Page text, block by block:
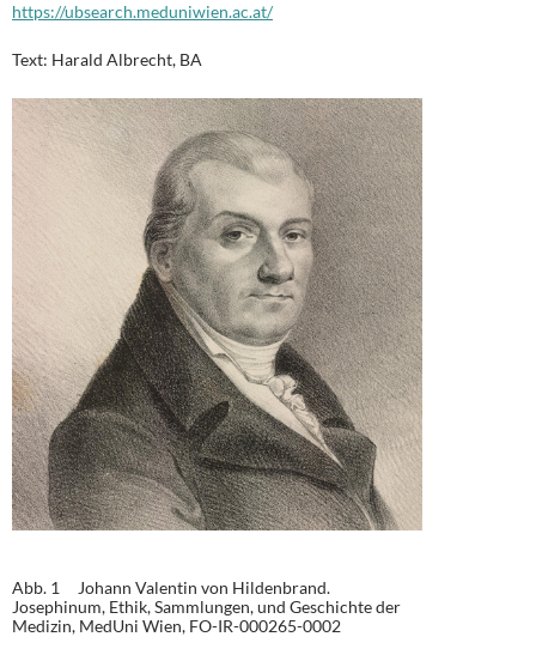
https://ubsearch.meduniwien.ac.at/
Text: Harald Albrecht, BA
Abb. 1 Johann Valentin von Hildenbrand.
Josephinum, Ethik, Sammlungen, und Geschichte der
Medizin, MedUni Wien, FO-IR-000265-0002